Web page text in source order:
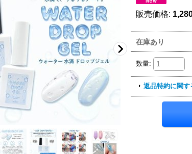
販売価格:
在庫あり
数量:
返品特約に関す